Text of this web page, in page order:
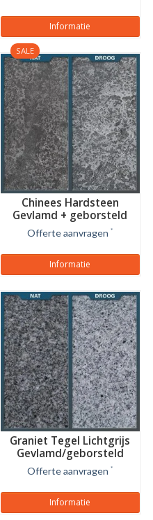
SALE
Informatie
Chinees Hardsteen
Gevlamd + geborsteld
Offerte aanvragen *
Informatie
Graniet Tegel Lichtgrijs
Gevlamd/geborsteld
Offerte aanvragen *
Informatie